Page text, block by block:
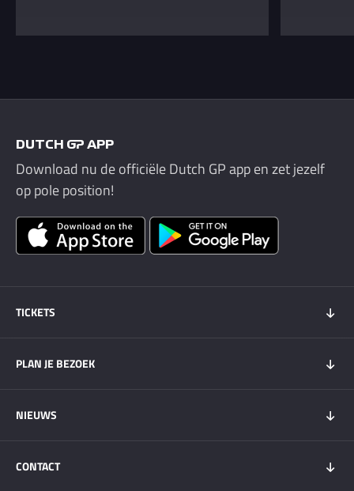
DUTCH GP APP
Download nu de officiële Dutch GP app en zet jezelf
op pole position!
TICKETS
Tickets Super Friday
Wachtlijst weekendtickets
My DGP
PLAN JE BEZOEK
Bezoekersinfo
Plattegrond
NIEUWS
Circuit Zandvoort
CONTACT